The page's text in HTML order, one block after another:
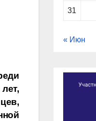
31
« Июн